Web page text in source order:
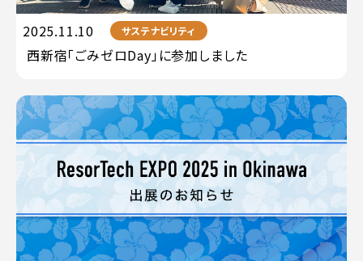
2025.11.10 サステナビリティ
西新宿「ごみゼロDay」に参加しました